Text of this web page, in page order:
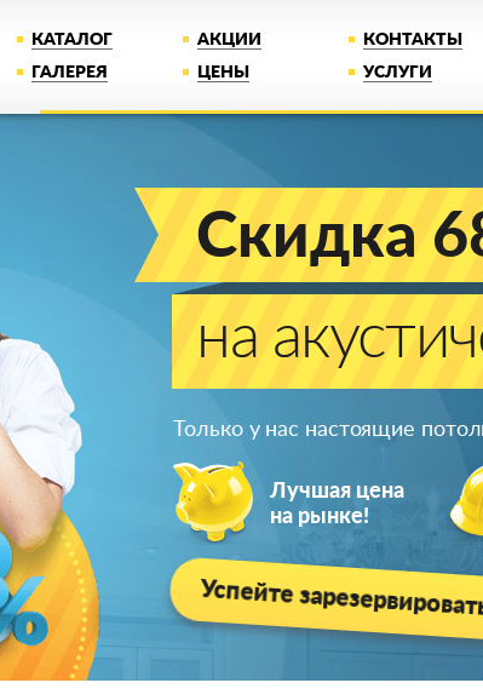
КАТАЛОГ АКЦИИ КОНТАКТЫ
ГАЛЕРЕЯ
ЦЕНЫ УСЛУГИ
Скидка
на
Только у нас настоящие
Лучшая цена
на рынке!
Успейте